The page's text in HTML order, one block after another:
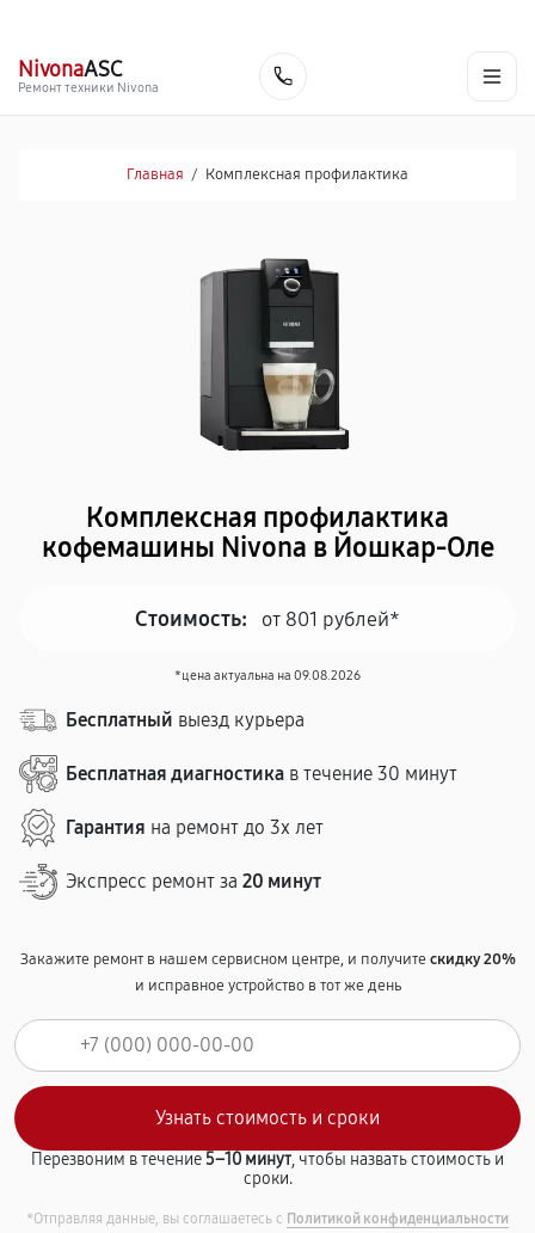
NivonaASC
Ремонт техники Nivona
Главная / Комплексная профилактика
Комплексная профилактика
кофемашины Nivona в Йошкар-Оле
Стоимость: от 801 рублей*
*цена актуальна на 09.08.2026
Бесплатный выезд курьера
Бесплатная диагностика в течение 30 минут
Гарантия на ремонт до 3х лет
Экспресс ремонт за 20 минут
Закажите ремонт в нашем сервисном центре, и получитескидку 20%
и исправное устройство в тот же день
Перезвоним в течение5–10 минут, чтобы назвать стоимость и
сроки.
*Отправляя данные, вы соглашаетесь с Политикой конфиденциальности